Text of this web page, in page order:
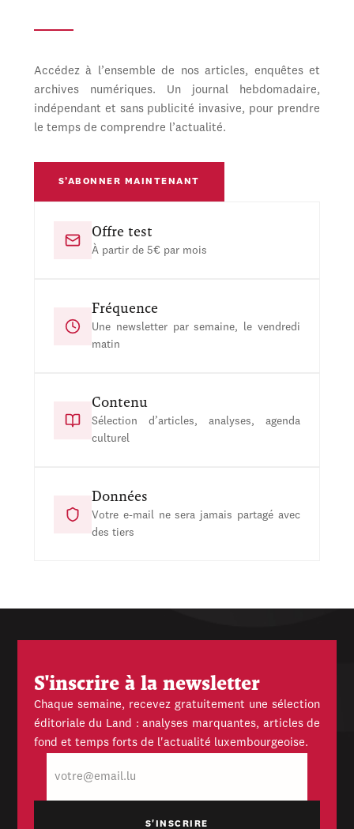
Accédez à l’ensemble de nos articles, enquêtes et
archives numériques. Un journal hebdomadaire,
indépendant et sans publicité invasive, pour prendre
le temps de comprendre l’actualité.
S’ABONNER MAINTENANT
Offre test
À partir de 5€ par mois
Fréquence
Une newsletter par semaine, le vendredi
matin
Contenu
Sélection d’articles, analyses, agenda
culturel
Données
Votre e-mail ne sera jamais partagé avec
des tiers
S'inscrire à la newsletter
Chaque semaine, recevez gratuitement une sélection
éditoriale du Land : analyses marquantes, articles de
fond et temps forts de l'actualité luxembourgeoise.
mail